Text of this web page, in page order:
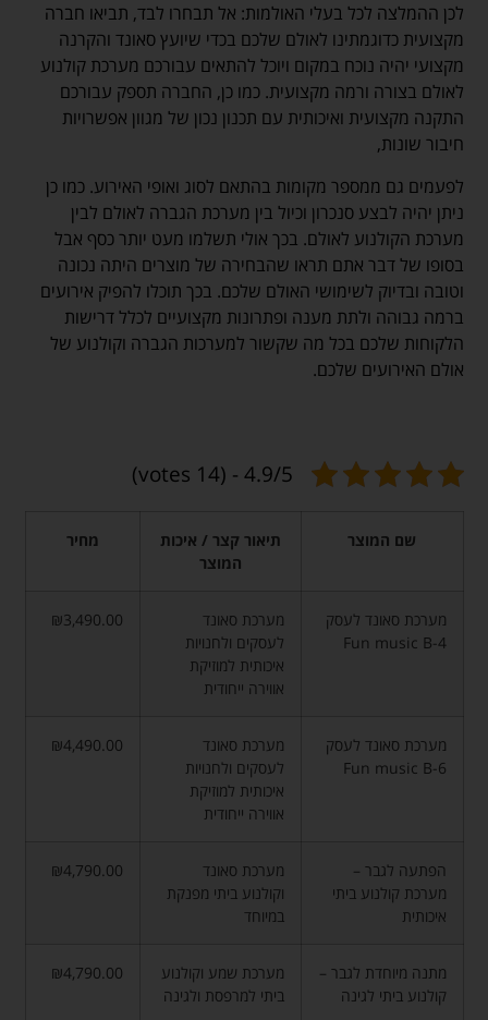
לכן ההמלצה לכל בעלי האולמות: אל תבחרו לבד, תביאו חברה
מקצועית כדוגמתינו לאולם שלכם בכדי שיועץ סאונד והקרנה
מקצועי יהיה נוכח במקום ויוכל להתאים עבורכם מערכת קולנוע
לאולם בצורה ורמה מקצועית. כמו כן, החברה תספק עבורכם
התקנה מקצועית ואיכותית עם תכנון נכון של מגוון אפשרויות
חיבור שונות,
לפעמים גם ממספר מקומות בהתאם לסוג ואופי האירוע. כמו כן
ניתן יהיה לבצע סנכרון וכיול בין מערכת הגברה לאולם לבין
מערכת הקולנוע לאולם. בכך אולי תשלמו מעט יותר כסף אבל
בסופו של דבר אתם תראו שהבחירה של מוצרים היתה נכונה
וטובה ובדיוק לשימושי האולם שלכם. בכך תוכלו להפיק אירועים
ברמה גבוהה ולתת מענה ופתרונות מקצועיים לכלל דרישות
הלקוחות שלכם בכל מה שקשור למערכות הגברה וקולנוע של
אולם האירועים שלכם.
4.9/5 - (14 votes)
שם המוצר
תיאור קצר / איכות
המוצר
מחיר
מערכת סאונד לעסק
Fun music B-4
מערכת סאונד
לעסקים ולחנויות
איכותית למוזיקת
אווירה ייחודית
₪3,490.00
מערכת סאונד לעסק
Fun music B-6
מערכת סאונד
לעסקים ולחנויות
איכותית למוזיקת
אווירה ייחודית
₪4,490.00
הפתעה לגבר –
מערכת קולנוע ביתי
איכותית
מערכת סאונד
וקולנוע ביתי מפנקת
במיוחד
₪4,790.00
מתנה מיוחדת לגבר –
קולנוע ביתי לגינה
מערכת שמע וקולנוע
ביתי למרפסת ולגינה
₪4,790.00